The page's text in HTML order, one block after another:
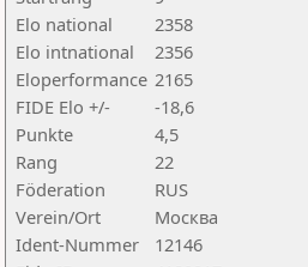
Elo national
2358
Elo intnational
2356
Eloperformance 2165
FIDE Elo +/-
-18,6
Punkte
4,5
Rang
22
Föderation
RUS
Verein/Ort
Москва
Ident-Nummer
12146